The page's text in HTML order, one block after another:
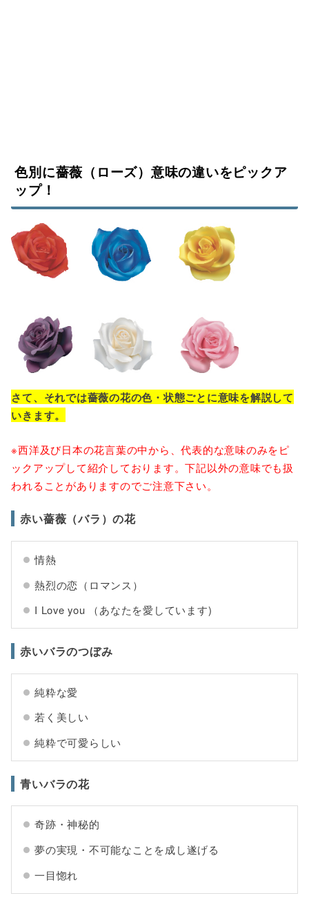
色別に薔薇（ローズ）意味の違いをピックア
ップ！
さて、それでは薔薇の花の色・状態ごとに意味を解説して
いきます。
※西洋及び日本の花言葉の中から、代表的な意味のみをピ
ックアップして紹介しております。下記以外の意味でも扱
われることがありますのでご注意下さい。
赤い薔薇（バラ）の花
情熱
熱烈の恋（ロマンス）
I Love you （あなたを愛しています)
赤いバラのつぼみ
純粋な愛
若く美しい
純粋で可愛らしい
青いバラの花
奇跡・神秘的
夢の実現・不可能なことを成し遂げる
一目惚れ